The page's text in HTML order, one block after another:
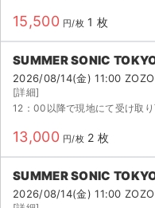
15,500 円/枚 1 枚
SUMMER SONIC
2026/08/14(金) 11:00 ZOZO
[詳細]
13,000 円/枚 2 枚
SUMMER SONIC
2026/08/14(金) 11:00 ZOZO